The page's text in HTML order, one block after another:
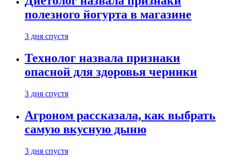
полезного йогурта в магазине
3 дня спустя
Технолог назвала признаки
опасной для здоровья черники
3 дня спустя
Агроном рассказала, как выбрать
самую вкусную дыню
3 дня спустя